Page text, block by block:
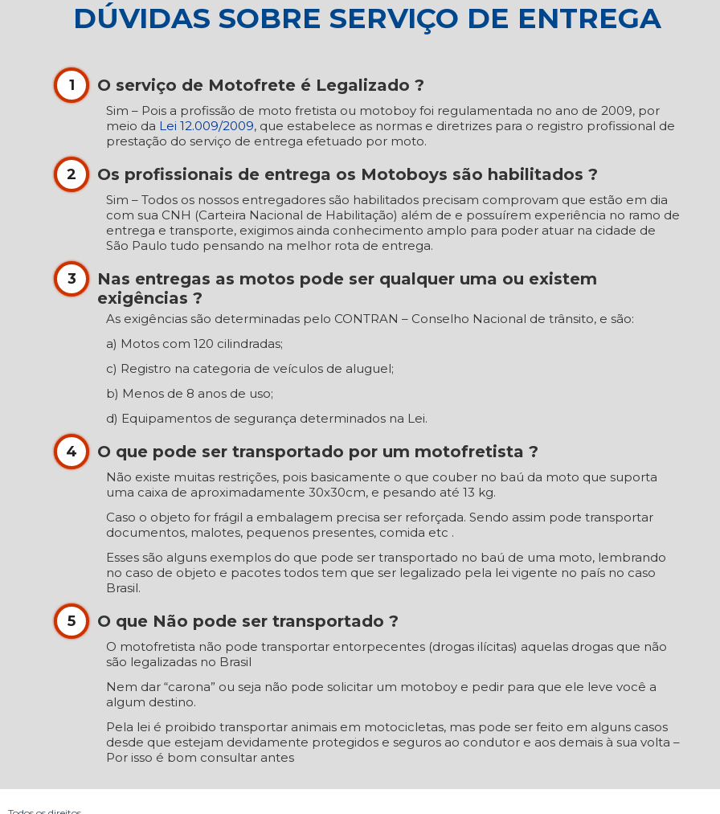
DÚVIDAS SOBRE SERVIÇO DE ENTREGA
1 O serviço de Motofrete é Legalizado ?
Sim – Pois a profissão de moto fretista ou motoboy foi regulamentada no ano de 2009, por
meio da Lei 12.009/2009, que estabelece as normas e diretrizes para o registro profissional de
prestação do serviço de entrega efetuado por moto.
2 Os profissionais de entrega os Motoboys são habilitados ?
Sim – Todos os nossos entregadores são habilitados precisam comprovam que estão em dia
com sua CNH (Carteira Nacional de Habilitação) além de e possuírem experiência no ramo de
entrega e transporte, exigimos ainda conhecimento amplo para poder atuar na cidade de
São Paulo tudo pensando na melhor rota de entrega.
3
Nas entregas as motos pode ser qualquer uma ou existem
exigências ?
As exigências são determinadas pelo CONTRAN – Conselho Nacional de trânsito, e são:
a) Motos com 120 cilindradas;
c) Registro na categoria de veículos de aluguel;
b) Menos de 8 anos de uso;
d) Equipamentos de segurança determinados na Lei.
4 O que pode ser transportado por um motofretista ?
Não existe muitas restrições, pois basicamente o que couber no baú da moto que suporta
uma caixa de aproximadamente 30x30cm, e pesando até 13 kg.
Caso o objeto for frágil a embalagem precisa ser reforçada. Sendo assim pode transportar
documentos, malotes, pequenos presentes, comida etc .
Esses são alguns exemplos do que pode ser transportado no baú de uma moto, lembrando
no caso de objeto e pacotes todos tem que ser legalizado pela lei vigente no país no caso
Brasil.
5 O que Não pode ser transportado ?
O motofretista não pode transportar entorpecentes (drogas ilícitas) aquelas drogas que não
são legalizadas no Brasil
Nem dar “carona” ou seja não pode solicitar um motoboy e pedir para que ele leve você a
algum destino.
Pela lei é proibido transportar animais em motocicletas, mas pode ser feito em alguns casos
desde que estejam devidamente protegidos e seguros ao condutor e aos demais à sua volta –
Por isso é bom consultar antes